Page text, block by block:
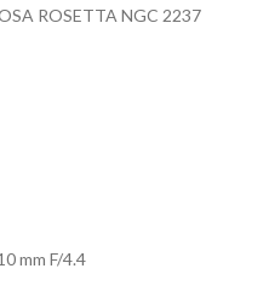
ROSETTA NGC 2237
mm F/4.4